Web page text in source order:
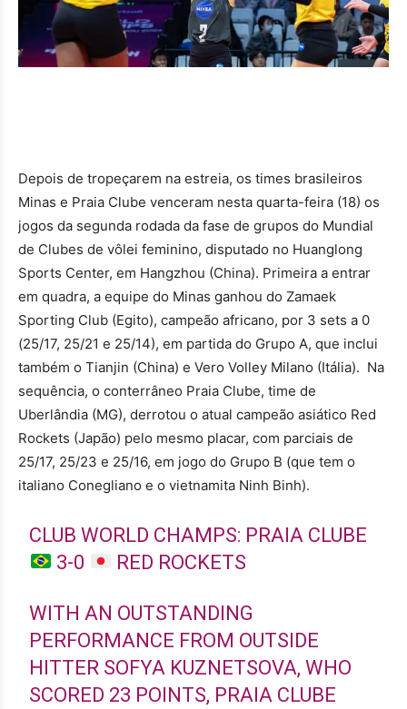
Depois de tropeçarem na estreia, os times brasileiros
Minas e Praia Clube venceram nesta quarta-feira (18) os
jogos da segunda rodada da fase de grupos do Mundial
de Clubes de vôlei feminino, disputado no Huanglong
Sports Center, em Hangzhou (China). Primeira a entrar
em quadra, a equipe do Minas ganhou do Zamaek
Sporting Club (Egito), campeão africano, por 3 sets a 0
(25/17, 25/21 e 25/14), em partida do Grupo A, que inclui
também o Tianjin (China) e Vero Volley Milano (Itália). Na
sequência, o conterrâneo Praia Clube, time de
Uberlândia (MG), derrotou o atual campeão asiático Red
Rockets (Japão) pelo mesmo placar, com parciais de
25/17, 25/23 e 25/16, em jogo do Grupo B (que tem o
italiano Conegliano e o vietnamita Ninh Binh).
CLUB WORLD CHAMPS: PRAIA CLUBE
3-0
RED ROCKETS
WITH AN OUTSTANDING
PERFORMANCE FROM OUTSIDE
HITTER SOFYA KUZNETSOVA, WHO
SCORED 23 POINTS, PRAIA CLUBE